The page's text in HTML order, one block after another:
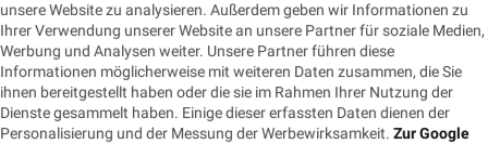
unsere Website zu analysieren. Außerdem geben wir Informationen zu
Ihrer Verwendung unserer Website an unsere Partner für soziale Medien,
Werbung und Analysen weiter. Unsere Partner führen diese
Informationen möglicherweise mit weiteren Daten zusammen, die Sie
ihnen bereitgestellt haben oder die sie im Rahmen Ihrer Nutzung der
Dienste gesammelt haben. Einige dieser erfassten Daten dienen der
Personalisierung und der Messung der Werbewirksamkeit. Zur Google
Ein halbes Jahr STACKIT: Cloud-Erfahrungen aus
der Praxis
5. MAI 2026